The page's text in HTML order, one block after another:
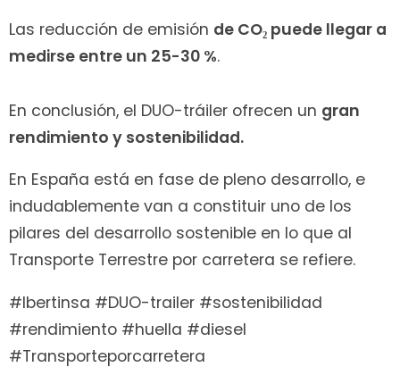
Las reducción de emisión de CO₂ puede llegar a
medirse entre un 25-30 %.
En conclusión, el DUO-tráiler ofrecen un gran
rendimiento y sostenibilidad.
En España está en fase de pleno desarrollo, e
indudablemente van a constituir uno de los
pilares del desarrollo sostenible en lo que al
Transporte Terrestre por carretera se refiere.
#Ibertinsa #DUO-trailer #sostenibilidad
#rendimiento #huella #diesel
#Transporteporcarretera